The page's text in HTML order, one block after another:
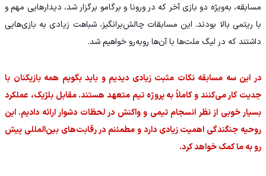
مسابقه، به‌ویژه دو بازی آخر که در ورونا و برگامو برگزار شد، دیدارهایی مهم و
با ریتمی بالا بودند. این مسابقات چالش‌برانگیز، شباهت زیادی به بازی‌هایی
داشتند که در لیگ ملت‌ها با آن‌ها روبه‌رو خواهیم شد.
در این سه مسابقه نکات مثبت زیادی دیدیم و باید بگویم همه بازیکنان با
جدیت کار می‌کنند و کاملاً به پروژه تیم متعهد هستند. مقابل بلژیک، عملکرد
بسیار خوبی از نظر انسجام تیمی و واکنش در لحظات دشوار ارائه دادیم. این
روحیه جنگندگی اهمیت زیادی دارد و مطمئنم در رقابت‌های بین‌المللی پیش
رو به ما کمک خواهد کرد.